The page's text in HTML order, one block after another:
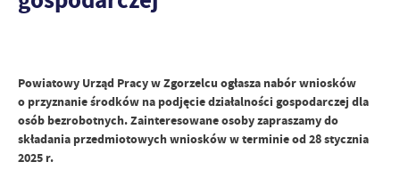
Powiatowy Urząd Pracy w Zgorzelcu ogłasza nabór wniosków
o przyznanie środków na podjęcie działalności gospodarczej dla
osób bezrobotnych. Zainteresowane osoby zapraszamy do
składania przedmiotowych wniosków w terminie od 28 stycznia
2025 r.